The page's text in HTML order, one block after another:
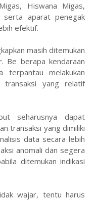
Hiswana Migas,
serta aparat penegak
efektif.
masih ditemukan
Be berapa kendaraan
terpantau melakukan
transaksi yang relatif
seharusnya dapat
transaksi yang dimiliki
data secara lebih
anomali dan segera
ditemukan indikasi
wajar, tentu harus